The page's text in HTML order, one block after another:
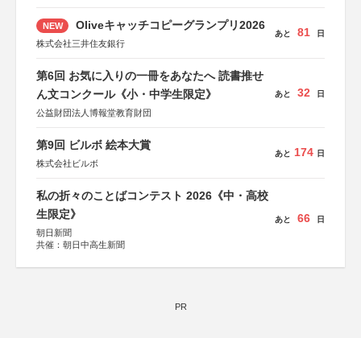
NEW Oliveキャッチコピーグランプリ2026
株式会社三井住友銀行
あと 81 日
第6回 お気に入りの一冊をあなたへ 読書推せ
ん文コンクール《小・中学生限定》
公益財団法人博報堂教育財団
あと 32 日
第9回 ビルボ 絵本大賞
株式会社ビルボ
あと 174 日
私の折々のことばコンテスト 2026《中・高校
生限定》
朝日新聞
共催：朝日中高生新聞
あと 66 日
PR